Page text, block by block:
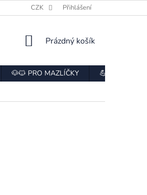
ODSTOUPENÍ OD SMLOUVY
CZK Přihlášení
NÁKUPNÍ
Prázdný košík
🐶🐱 PRO MAZLÍČKY
💪 PRO